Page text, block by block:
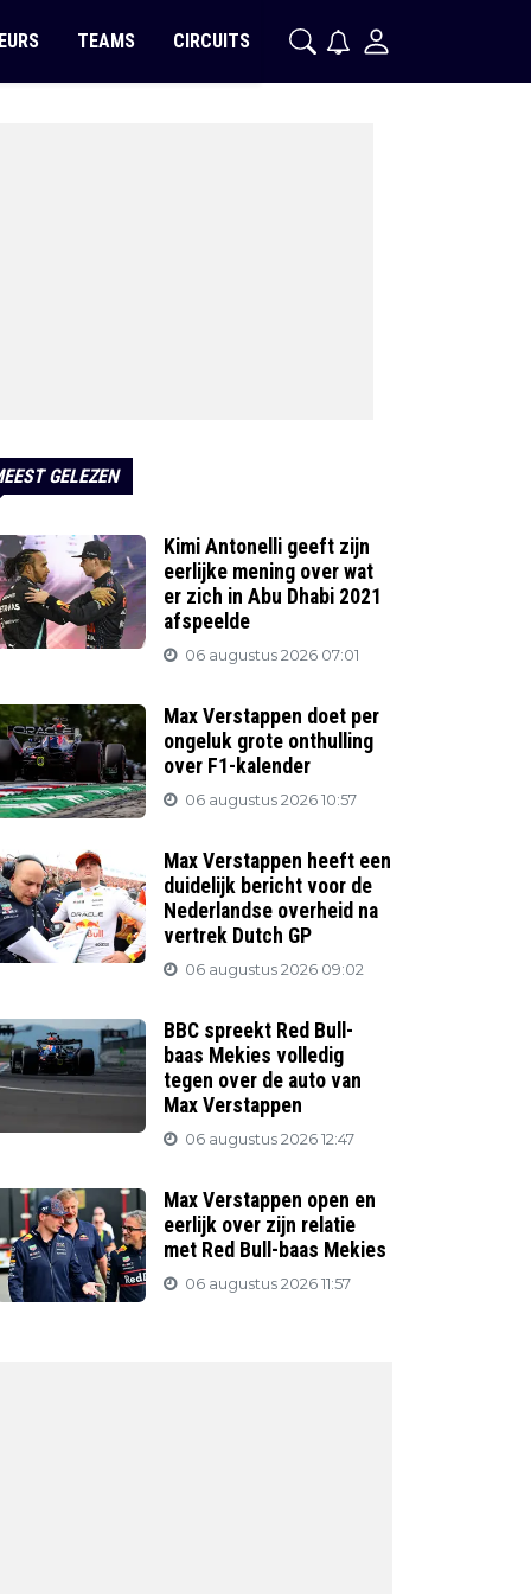
TEAMS CIRCUITS
GELEZEN
Kimi Antonelli geeft zijn
eerlijke mening over wat
er zich in Abu Dhabi 2021
afspeelde
06 augustus 2026 07:01
Max Verstappen doet per
ongeluk grote onthulling
over F1-kalender
06 augustus 2026 10:57
Max Verstappen heeft een
duidelijk bericht voor de
Nederlandse overheid na
vertrek Dutch GP
06 augustus 2026 09:02
BBC spreekt Red Bull-
baas Mekies volledig
tegen over de auto van
Max Verstappen
06 augustus 2026 12:47
Max Verstappen open en
eerlijk over zijn relatie
met Red Bull-baas Mekies
06 augustus 2026 11:57